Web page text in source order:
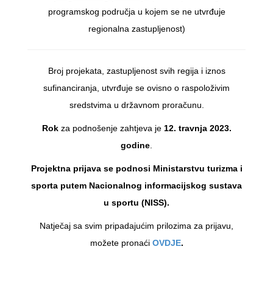
programskog područja u kojem se ne utvrđuje
regionalna zastupljenost)
Broj projekata, zastupljenost svih regija i iznos
sufinanciranja, utvrđuje se ovisno o raspoloživim
sredstvima u državnom proračunu.
Rok za podnošenje zahtjeva je12. travnja 2023.
godine
Projektna prijava se podnosi Ministarstvu turizma i
sporta putem Nacionalnog informacijskog sustava
u sportu (NISS).
Natječaj sa svim pripadajućim prilozima za prijavu,
možete pronaći OVDJE.